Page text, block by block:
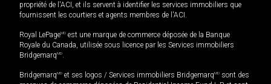
propriété de l'ACI, et ils servent à identifier les services immobiliers que
fournissent les courtiers et agents membres de l'ACI.
Royal LePageMD est une marque de commerce déposée de la Banque
Royale du Canada, utilisée sous licence par les Services immobiliers
BridgemarqMD.
BridgemarqMD et ses logos / Services immobiliers BridgemarqMD sont des